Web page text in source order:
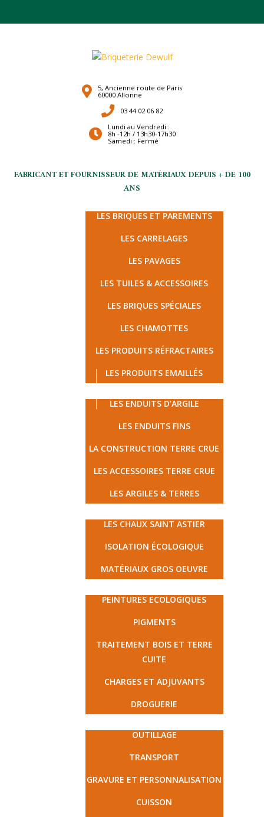
5, Ancienne route de Paris
60000 Allonne
03 44 02 06 82
Lundi au Vendredi :
8h -12h / 13h30-17h30
Samedi : Fermé
FABRICANT ET FOURNISSEUR DE MATÉRIAUX DEPUIS + DE 100
ANS
LES BRIQUES ET PAREMENTS
LES CARRELAGES
LES PAVAGES
LES TUILES & ACCESSOIRES
LES BRIQUES SPÉCIALES
LES CHAMOTTES
LES PRODUITS RÉFRACTAIRES
LES PRODUITS EMAILLÉS
LES ENDUITS D’ARGILE
LES ENDUITS FINS
LA CONSTRUCTION TERRE CRUE
LES ACCESSOIRES TERRE CRUE
LES ARGILES & TERRES
LES CHAUX SAINT ASTIER
ISOLATION ÉCOLOGIQUE
MATÉRIAUX GROS OEUVRE
PEINTURES ECOLOGIQUES
PIGMENTS
TRAITEMENT BOIS ET TERRE
CUITE
CHARGES ET ADJUVANTS
DROGUERIE
OUTILLAGE
TRANSPORT
GRAVURE ET PERSONNALISATION
CUISSON